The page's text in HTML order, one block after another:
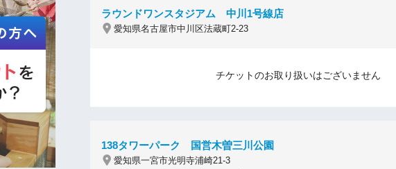
ラウンドワンスタジアム 中川1号線店
愛知県名古屋市中川区法蔵町2-23
チケットのお取り扱いはございません
138タワーパーク 国営木曽三川公園
愛知県一宮市光明寺浦崎21-3